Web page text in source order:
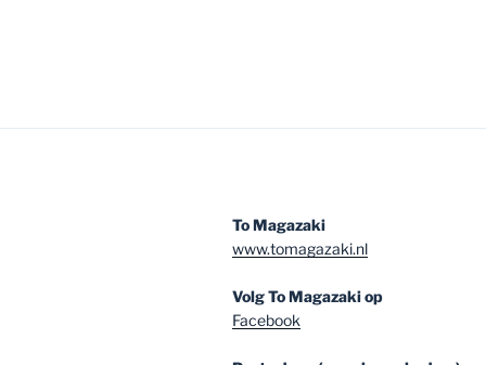
To Magazaki
www.tomagazaki.nl
Volg To Magazaki op
Facebook